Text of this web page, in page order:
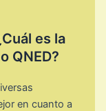
es la
QNED?
en cuanto a